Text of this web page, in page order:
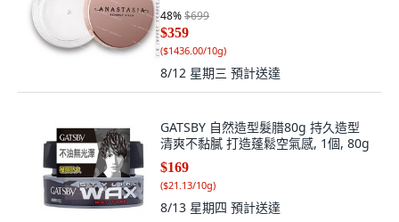
48%$699
$359
($1436.00/10g)
8/12 星期三 預計送達
GATSBY 自然造型髮腊80g 持久造型
清爽不黏膩 打造蓬鬆空氣感, 1個, 80g
$169
($21.13/10g)
8/13 星期四 預計送達